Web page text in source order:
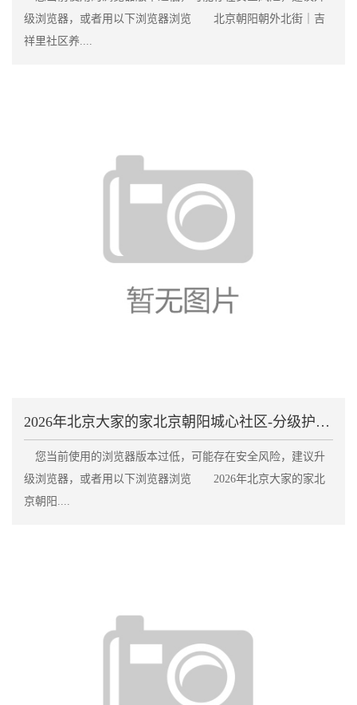
级浏览器，或者用以下浏览器浏览 北京朝阳朝外北街｜吉
祥里社区养....
2026年北京大家的家北京朝阳城心社区-分级护理服
您当前使用的浏览器版本过低，可能存在安全风险，建议升
级浏览器，或者用以下浏览器浏览 2026年北京大家的家北
京朝阳....